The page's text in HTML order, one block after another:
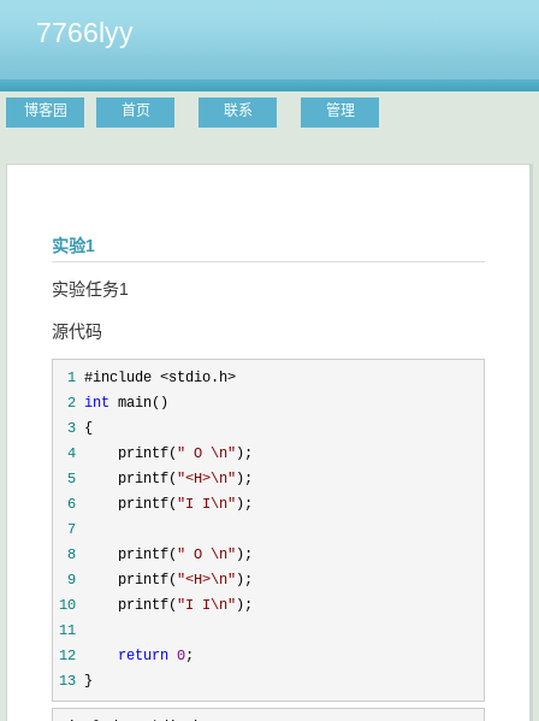
7766lyy
博客园 首页 联系 管理
实验1
实验任务1
源代码
1
2 int
3
4
     printf(
" O \n"
5
     printf(
"<H>\n"
6
     printf(
"I I\n"
7
8
     printf(
" O \n"
9
     printf(
"<H>\n"
10
     printf(
"I I\n"
11
12
return 0
13 }